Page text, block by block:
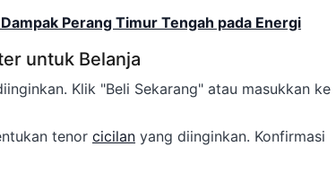
Perang Timur Tengah pada Energi
untuk Belanja
Klik "Beli Sekarang" atau masukkan ke
tenor cicilan yang diinginkan. Konfirmasi